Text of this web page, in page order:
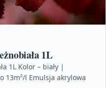
1L
1L Kolor – biały |
13m²/l Emulsja akrylowa